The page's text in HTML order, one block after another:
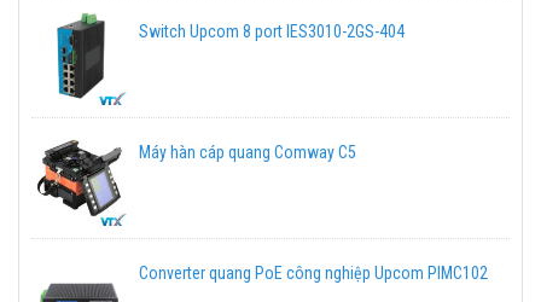
Switch Upcom 8 port IES3010-2GS-404
Máy hàn cáp quang Comway C5
Converter quang PoE công nghiệp Upcom PIMC102